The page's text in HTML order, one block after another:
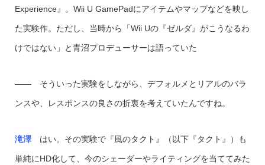
Experience』。Wii U GamePadにアイテムやマップなどを映し
た実験作。ただし、当時から「Wii Uの『ゼルダ』がこうなるわ
けではない」と青沼プロデューサーは語っていた
―― そういった実験をしながら、デフォルメとリアルのバラ
ンスや、レスポンスの良さの折衷を考えていたんですね。
滝澤はい。その実験で『風のタクト』（以下『タクト』）も
単純にHD化して、今のシェーダーやライティングを当ててみた